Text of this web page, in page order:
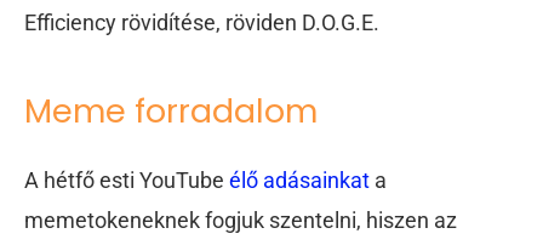
Efficiency rövidítése, röviden D.O.G.E.
Meme forradalom
A hétfő esti YouTube élő adásainkat a
memetokeneknek fogjuk szentelni, hiszen az